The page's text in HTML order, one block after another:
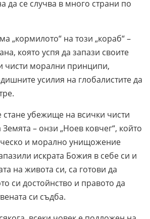
да се случва в много страни по
„кормилото“ на този „кораб“ –
която успя да запази своите
чисти морални принципи,
усилия на глобалистите да
убежище на всички чисти
– онзи „Ноев ковчег“, който
и морално унищожение
искрата Божия в себе си и
на живота си, са готови да
си достойнство и правото да
си съдба.